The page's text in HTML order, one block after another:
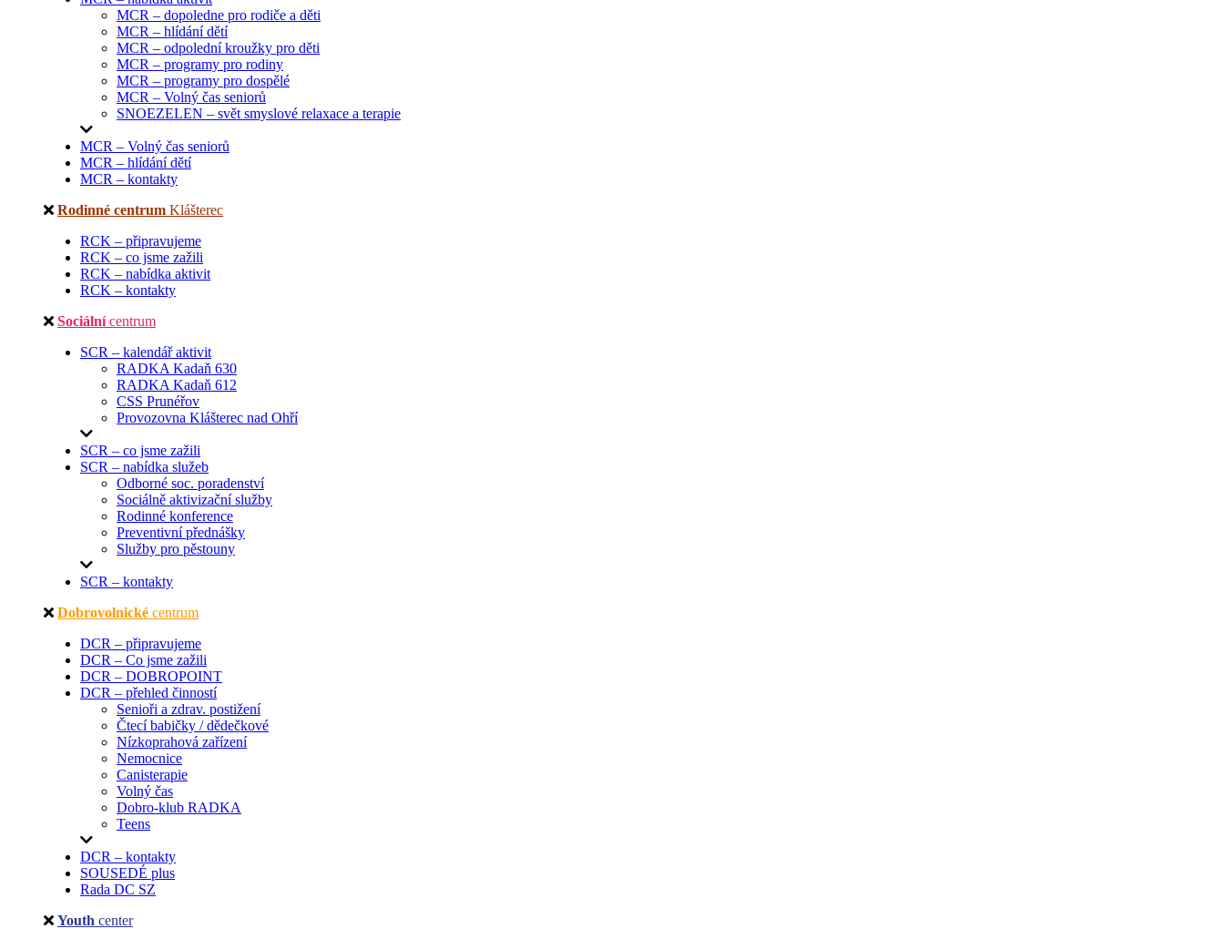
MCR – dopoledne pro rodiče a děti
MCR – hlídání dětí
MCR – odpolední kroužky pro děti
MCR – programy pro rodiny
MCR – programy pro dospělé
MCR – Volný čas seniorů
SNOEZELEN – svět smyslové relaxace a terapie
MCR – Volný čas seniorů
MCR – hlídání dětí
MCR – kontakty
Rodinné centrum Klášterec
RCK – připravujeme
RCK – co jsme zažili
RCK – nabídka aktivit
RCK – kontakty
Sociální centrum
SCR – kalendář aktivit
RADKA Kadaň 630
RADKA Kadaň 612
CSS Prunéřov
Provozovna Klášterec nad Ohří
SCR – co jsme zažili
SCR – nabídka služeb
Odborné soc. poradenství
Sociálně aktivizační služby
Rodinné konference
Preventivní přednášky
Služby pro pěstouny
SCR – kontakty
Dobrovolnické centrum
DCR – připravujeme
DCR – Co jsme zažili
DCR – DOBROPOINT
DCR – přehled činností
Senioři a zdrav. postižení
Čtecí babičky / dědečkové
Nízkoprahová zařízení
Nemocnice
Canisterapie
Volný čas
Dobro-klub RADKA
Teens
DCR – kontakty
SOUSEDÉ plus
Rada DC SZ
Youth center